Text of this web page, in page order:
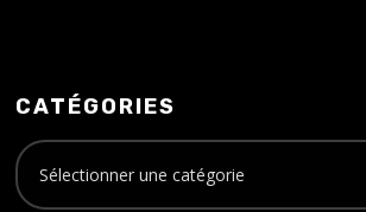
CATÉGORIES